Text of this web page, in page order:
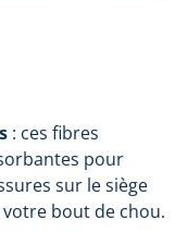
: ces fibres
pour
sur le siège
bout de chou.